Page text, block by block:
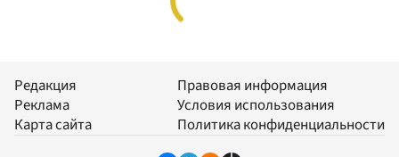
Редакция
Реклама
Карта сайта
Правовая информация
Условия использования
Политика конфиденциальности